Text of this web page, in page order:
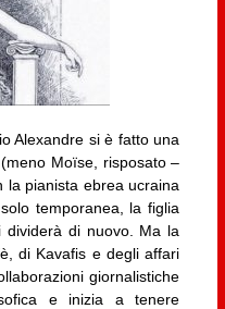
Alexandre si è fatto una
Moïse, risposato –
la pianista ebrea ucraina
temporanea, la figlia
di nuovo. Ma la
di Kavafis e degli affari
giornalistiche
e inizia a tenere